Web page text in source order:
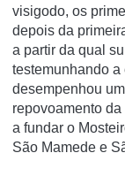
visigodo, os
depois da
a partir da qual
testemunhando
desempenhou
repovoamento
a fundar o
São Mamede e